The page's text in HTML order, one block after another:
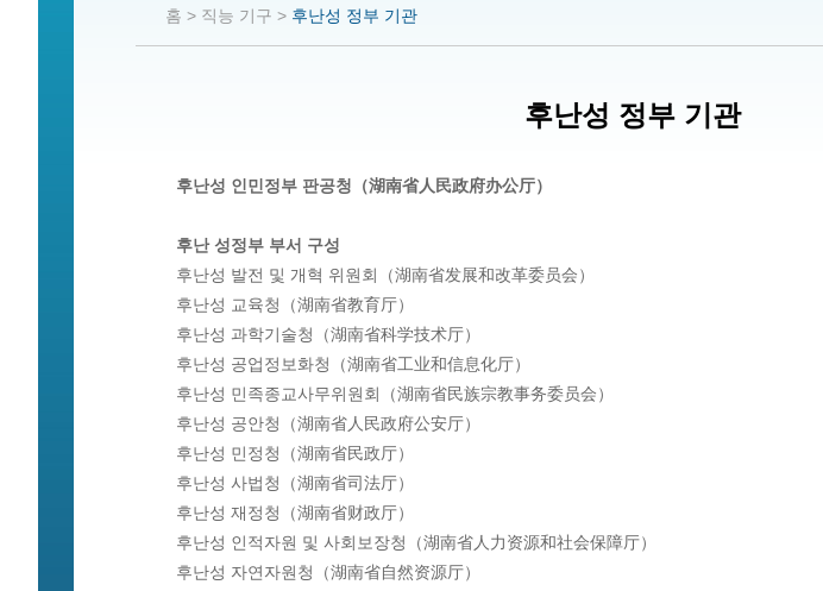
홈 > 직능 기구 > 후난성 정부 기관
후난성 정부 기관
후난성 인민정부 판공청（湖南省人民政府办公厅）
후난 성정부 부서 구성
후난성 발전 및 개혁 위원회（湖南省发展和改革委员会）
후난성 교육청（湖南省教育厅）
후난성 과학기술청（湖南省科学技术厅）
후난성 공업정보화청（湖南省工业和信息化厅）
후난성 민족종교사무위원회（湖南省民族宗教事务委员会）
후난성 공안청（湖南省人民政府公安厅）
후난성 민정청（湖南省民政厅）
후난성 사법청（湖南省司法厅）
후난성 재정청（湖南省财政厅）
후난성 인적자원 및 사회보장청（湖南省人力资源和社会保障厅）
후난성 자연자원청（湖南省自然资源厅）